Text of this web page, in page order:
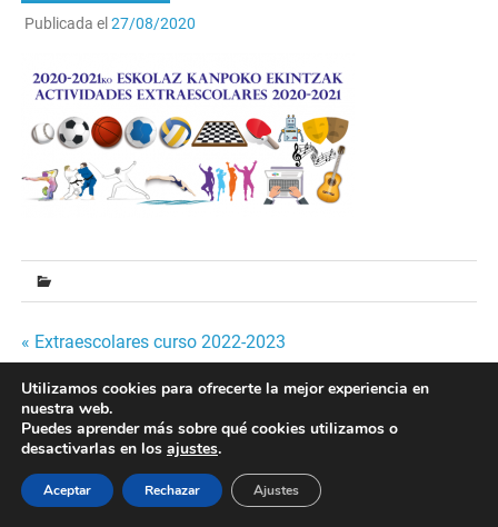
Publicada el 27/08/2020
Navegación
de
entradas
« Extraescolares curso 2022-2023
Desarrollado porWordPressyMerlin.
Utilizamos cookies para ofrecerte la mejor experiencia en
nuestra web.
Puedes aprender más sobre qué cookies utilizamos o
desactivarlas en los ajustes.
Aceptar Rechazar Ajustes